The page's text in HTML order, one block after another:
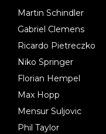
Martin Schindler
Gabriel Clemens
Ricardo Pietreczko
Niko Springer
Florian Hempel
Max Hopp
Mensur Suljovic
Phil Taylor